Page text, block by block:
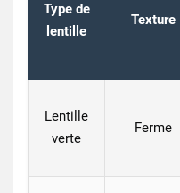
Type de
lentille
Texture
Lentille
verte
Ferme